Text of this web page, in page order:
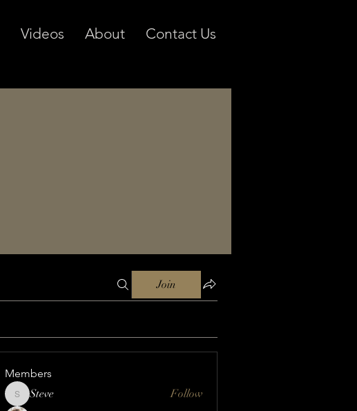
Videos About Contact Us
Join
Members
Steve
Steve
Follow